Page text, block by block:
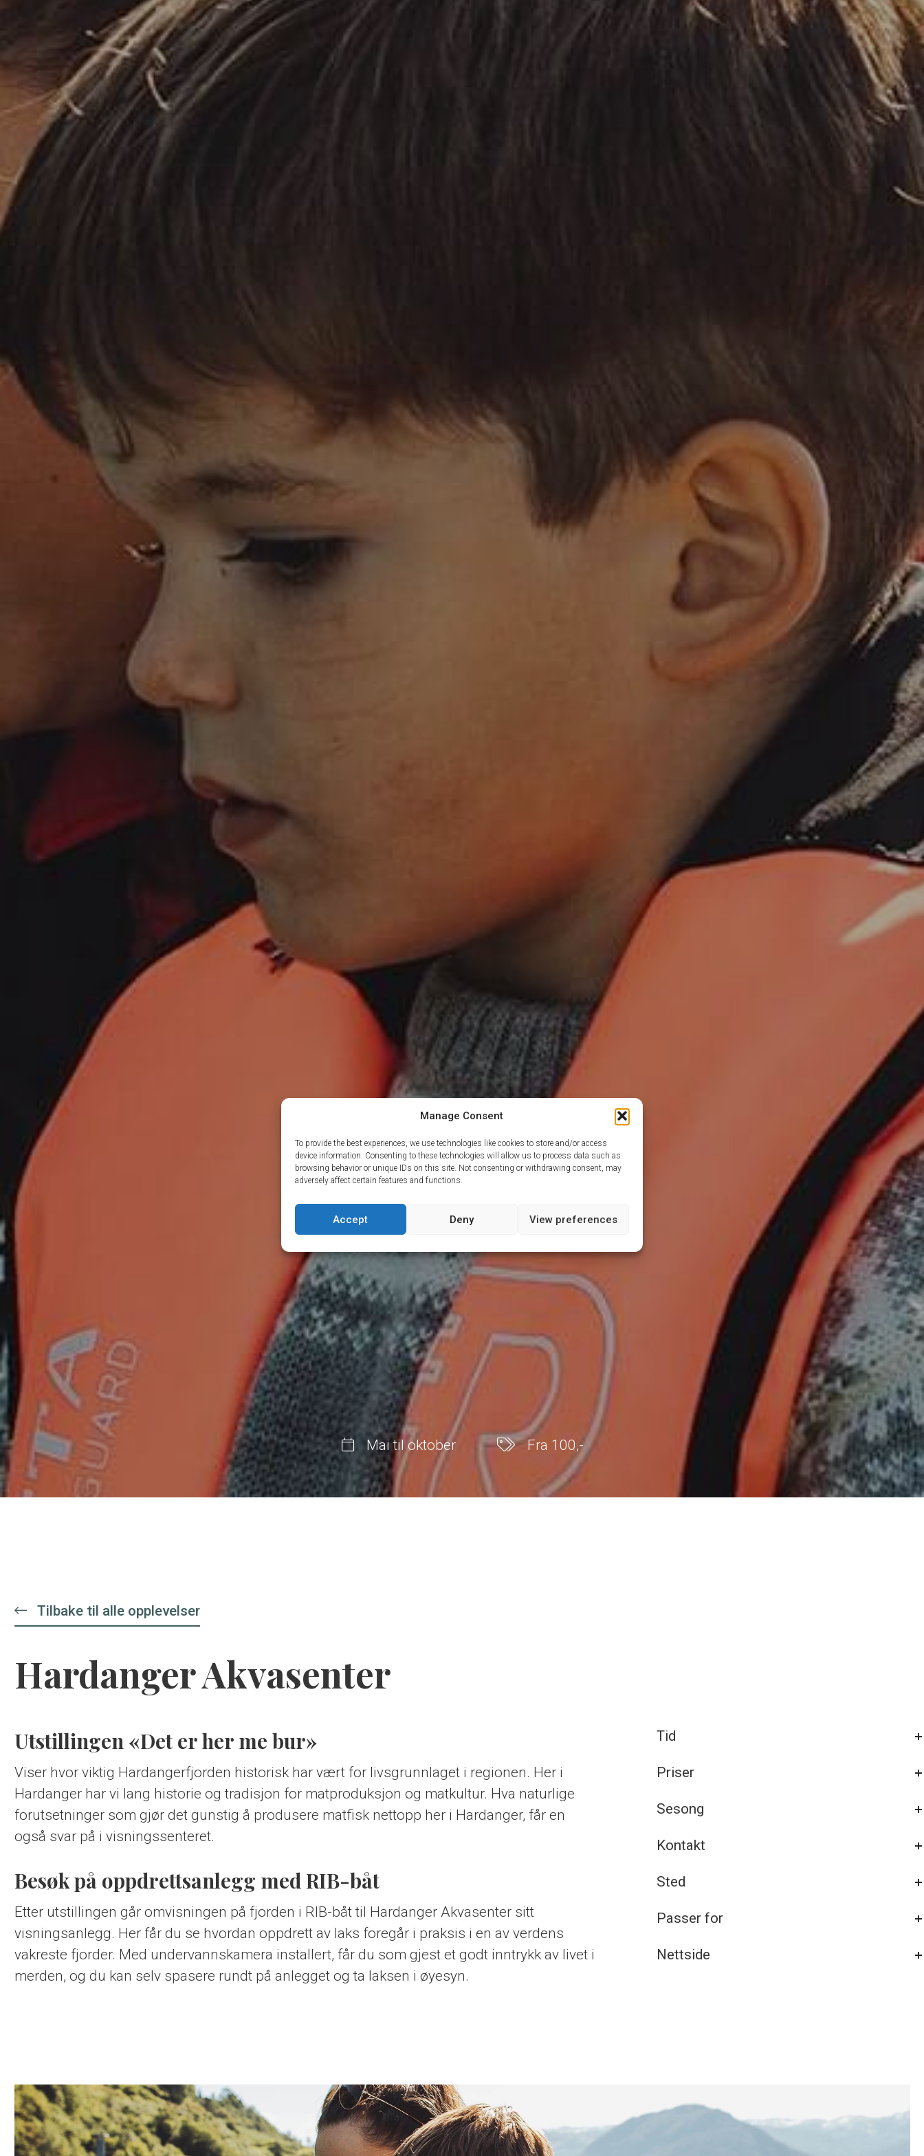
Manage Consent
To provide the best experiences, we use technologies like cookies to store and/or access
device information. Consenting to these technologies will allow us to process data such as
browsing behavior or unique IDs on this site. Not consenting or withdrawing consent, may
adversely affect certain features and functions.
Accept Deny View preferences
Mai til oktober Fra 100,-
Tilbake til alle opplevelser
Hardanger Akvasenter
Utstillingen «Det er her me bur»
Viser hvor viktig Hardangerfjorden historisk har vært for livsgrunnlaget i regionen. Her i
Hardanger har vi lang historie og tradisjon for matproduksjon og matkultur. Hva naturlige
forutsetninger som gjør det gunstig å produsere matfisk nettopp her i Hardanger, får en
også svar på i visningssenteret.
Besøk på oppdrettsanlegg med RIB-båt
Etter utstillingen går omvisningen på fjorden i RIB-båt til Hardanger Akvasenter sitt
visningsanlegg. Her får du se hvordan oppdrett av laks foregår i praksis i en av verdens
vakreste fjorder. Med undervannskamera installert, får du som gjest et godt inntrykk av livet i
merden, og du kan selv spasere rundt på anlegget og ta laksen i øyesyn.
Tid
Priser
Sesong
Kontakt
Sted
Passer for
Nettside